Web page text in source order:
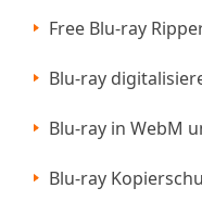
Free Blu-ray
Blu-ray
Blu-ray in WebM
Blu-ray